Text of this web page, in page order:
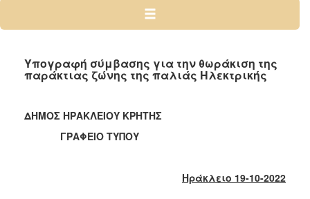
2024
2022
2020
2019
Υπογραφή σύμβασης για την θωράκιση της
παράκτιας ζώνης της παλιάς Ηλεκτρικής
ΔΗΜΟΣ ΗΡΑΚΛΕΙΟΥ ΚΡΗΤΗΣ
ΓΡΑΦΕΙΟ ΤΥΠΟΥ
Ηράκλειο 19-10-2022